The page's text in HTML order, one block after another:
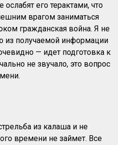
ослабят его терактами, что
врагом заниматься
гражданская война. Я не
из получаемой информации
— идет подготовка к
не звучало, это вопрос
из калаша и не
времени не займет. Все